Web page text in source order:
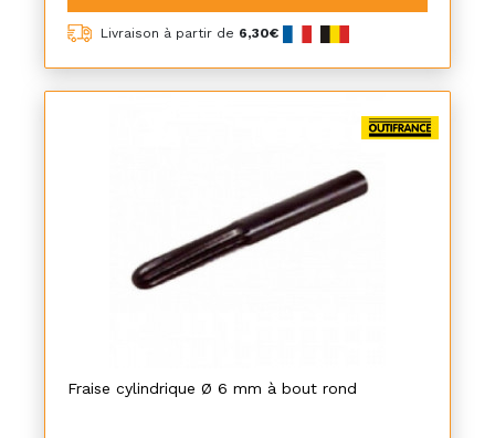
Livraison à partir de 6,30€
Fraise cylindrique Ø 6 mm à bout rond